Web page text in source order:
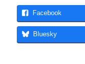
Facebook
Bluesky